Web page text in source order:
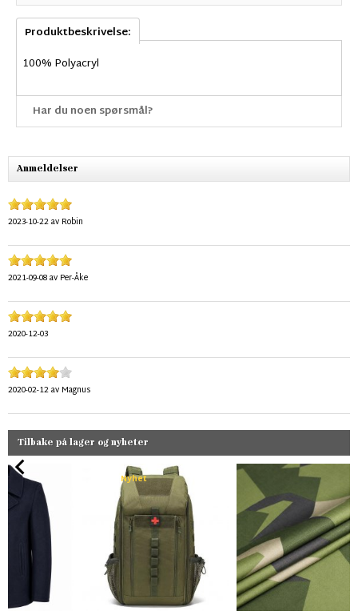
Produktbeskrivelse:
100% Polyacryl
Har du noen spørsmål?
Anmeldelser
2023-10-22av Robin
2021-09-08av Per-Åke
2020-12-03
2020-02-12av Magnus
Tilbake på lager og nyheter
Nyhet